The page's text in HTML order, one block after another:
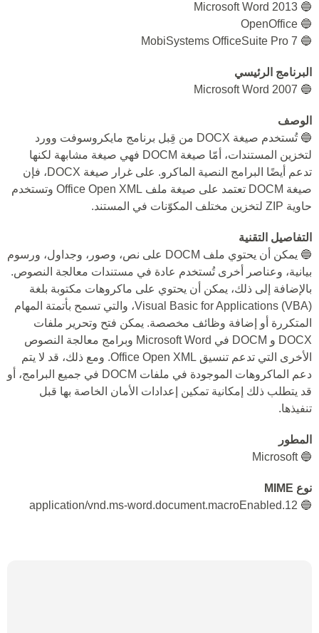
🔵 Microsoft Word 2013
🔵 OpenOffice
🔵 MobiSystems OfficeSuite Pro 7
البرنامج الرئيسي
🔵 Microsoft Word 2007
الوصف
🔵 تُستخدم صيغة DOCX من قِبل برنامج مايكروسوفت وورد
لتخزين المستندات، أمّا صيغة DOCM فهي صيغة مشابهة لكنها
تدعم أيضًا البرامج النصية الماكرو. على غرار صيغة DOCX، فإن
صيغة DOCM تعتمد على صيغة ملف Office Open XML وتستخدم
حاوية ZIP لتخزين مختلف المكوّنات في المستند.
التفاصيل التقنية
🔵 يمكن أن يحتوي ملف DOCM على نص، وصور، وجداول، ورسوم
بيانية، وعناصر أخرى تُستخدم عادة في مستندات معالجة النصوص.
بالإضافة إلى ذلك، يمكن أن يحتوي على ماكروهات مكتوبة بلغة
Visual Basic for Applications (VBA)، والتي تسمح بأتمتة المهام
المتكررة أو إضافة وظائف مخصصة. يمكن فتح وتحرير ملفات
DOCX و DOCM في Microsoft Word وبرامج معالجة النصوص
الأخرى التي تدعم تنسيق Office Open XML. ومع ذلك، قد لا يتم
دعم الماكروهات الموجودة في ملفات DOCM في جميع البرامج، أو
قد يتطلب ذلك إمكانية تمكين إعدادات الأمان الخاصة بها قبل
تنفيذها.
المطور
🔵 Microsoft
نوع MIME
🔵 application/vnd.ms-word.document.macroEnabled.12